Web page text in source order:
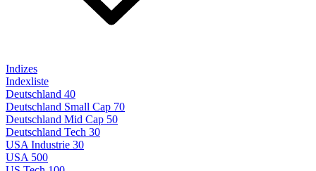
Indizes
Indexliste
Deutschland 40
Deutschland Small Cap 70
Deutschland Mid Cap 50
Deutschland Tech 30
USA Industrie 30
USA 500